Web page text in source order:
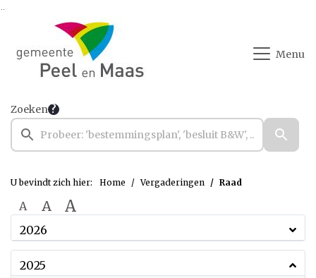
Ga naar de inhoud van deze pagina
Menu
Zoeken
U bevindt zich hier: Home Vergaderingen Raad
A A A
2026
2025